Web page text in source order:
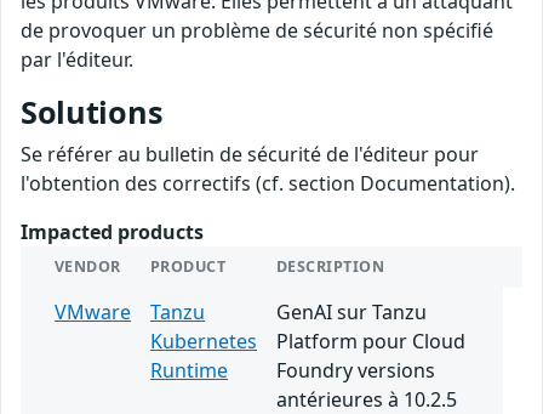
de provoquer un problème de sécurité non spécifié
par l'éditeur.
Solutions
Se référer au bulletin de sécurité de l'éditeur pour
l'obtention des correctifs (cf. section Documentation).
Impacted products
VENDOR PRODUCT DESCRIPTION
VMware
Tanzu
Kubernetes
Runtime
GenAI sur Tanzu
Platform pour Cloud
Foundry versions
antérieures à 10.2.5